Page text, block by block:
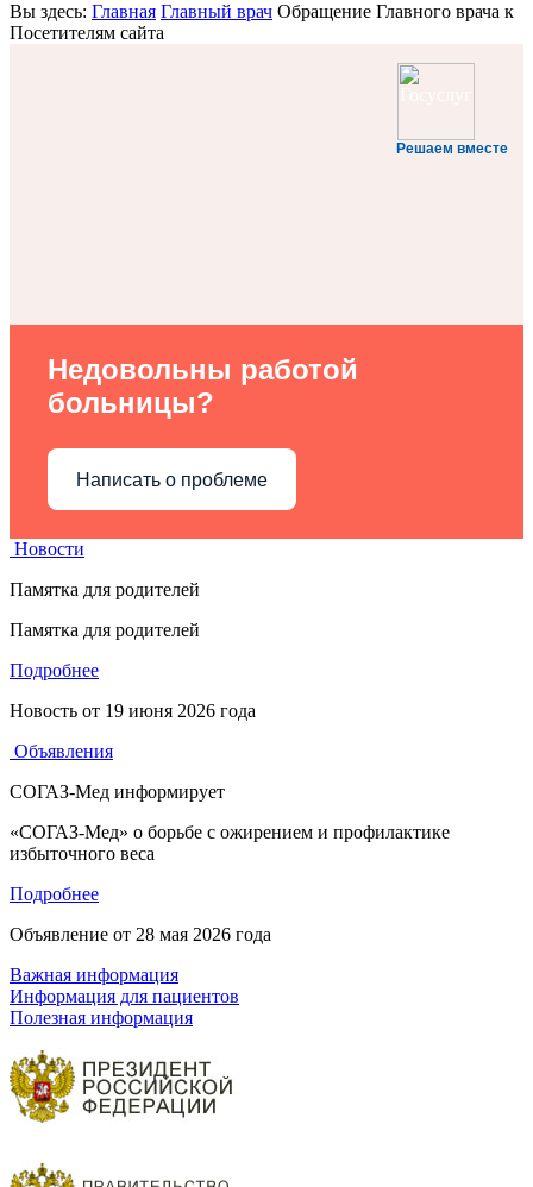
Вы здесь: Главная Главный врач Обращение Главного врача к
Посетителям сайта
Решаем вместе
Недовольны работой
больницы?
Написать о проблеме
Новости
Памятка для родителей
Памятка для родителей
Подробнее
Новость от 19 июня 2026 года
Объявления
СОГАЗ-Мед информирует
«СОГАЗ-Мед» о борьбе с ожирением и профилактике
избыточного веса
Подробнее
Объявление от 28 мая 2026 года
Важная информация
Информация для пациентов
Полезная информация